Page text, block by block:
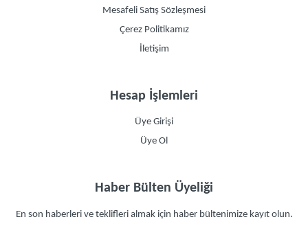
Mesafeli Satış Sözleşmesi
Çerez Politikamız
İletişim
Hesap İşlemleri
Üye Girişi
Üye Ol
Haber Bülten Üyeliği
En son haberleri ve teklifleri almak için haber bültenimize kayıt olun.